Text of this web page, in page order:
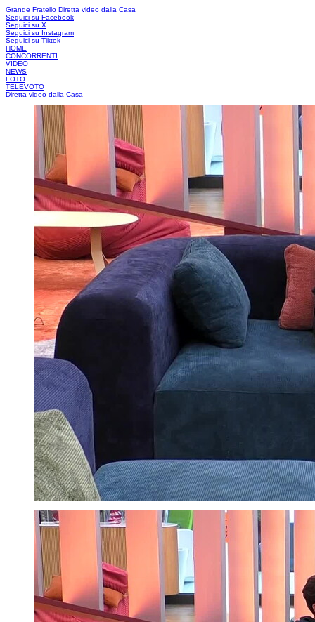
Grande Fratello Diretta video dalla Casa
Seguici su Facebook
Seguici su X
Seguici su Instagram
Seguici su Tiktok
HOME
CONCORRENTI
VIDEO
NEWS
FOTO
TELEVOTO
Diretta video dalla Casa